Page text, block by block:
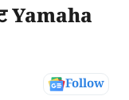
Yamaha
Follow